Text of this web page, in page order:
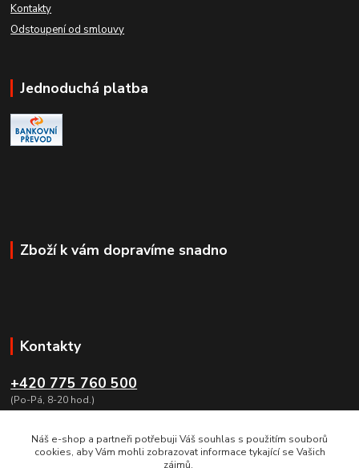
Kontakty
Odstoupení od smlouvy
Jednoduchá platba
Zboží k vám dopravíme snadno
Kontakty
+420 775 760 500
(Po-Pá, 8-20 hod.)
Náš e-shop a partneři potřebuji Váš souhlas s použitím souborů
cookies, aby Vám mohli zobrazovat informace tykající se Vašich
zájmů.